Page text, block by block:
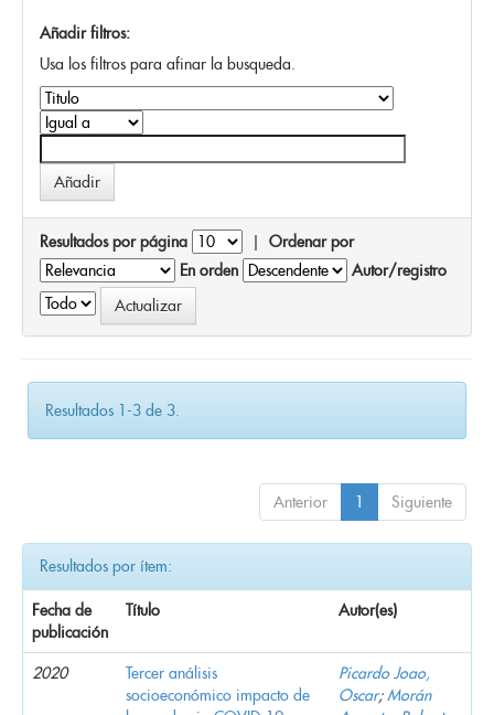
Añadir filtros:
Usa los filtros para afinar la busqueda.
Resultados por página | Ordenar por
En orden
Autor/registro
Resultados 1-3 de 3.
Anterior 1 Siguiente
Resultados por ítem:
Fecha de
publicación
Título Autor(es)
2020
Tercer análisis
socioeconómico impacto de
Picardo Joao,
Oscar;Morán